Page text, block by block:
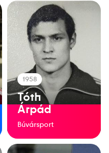
1958
Tóth
Árpád
Búvársport